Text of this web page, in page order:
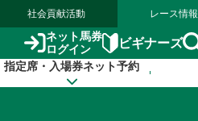
社会貢献活動 レース情報
ネット馬券
ログイン
ビギナーズ
指定席・入場券ネット予約